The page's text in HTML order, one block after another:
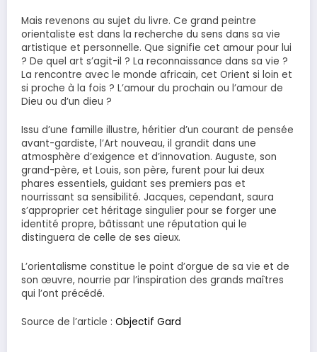
Mais revenons au sujet du livre. Ce grand peintre
orientaliste est dans la recherche du sens dans sa vie
artistique et personnelle. Que signifie cet amour pour lui
? De quel art s’agit-il ? La reconnaissance dans sa vie ?
La rencontre avec le monde africain, cet Orient si loin et
si proche à la fois ? L’amour du prochain ou l’amour de
Dieu ou d’un dieu ?
Issu d’une famille illustre, héritier d’un courant de pensée
avant-gardiste, l’Art nouveau, il grandit dans une
atmosphère d’exigence et d’innovation. Auguste, son
grand-père, et Louis, son père, furent pour lui deux
phares essentiels, guidant ses premiers pas et
nourrissant sa sensibilité. Jacques, cependant, saura
s’approprier cet héritage singulier pour se forger une
identité propre, bâtissant une réputation qui le
distinguera de celle de ses aïeux.
L’orientalisme constitue le point d’orgue de sa vie et de
son œuvre, nourrie par l’inspiration des grands maîtres
qui l’ont précédé.
Source de l’article : Objectif Gard